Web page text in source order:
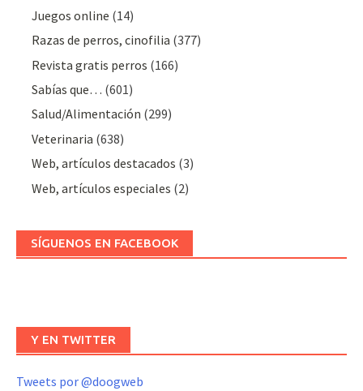
Juegos online (14)
Razas de perros, cinofilia (377)
Revista gratis perros (166)
Sabías que… (601)
Salud/Alimentación (299)
Veterinaria (638)
Web, artículos destacados (3)
Web, artículos especiales (2)
SÍGUENOS EN FACEBOOK
Y EN TWITTER
Tweets por @doogweb